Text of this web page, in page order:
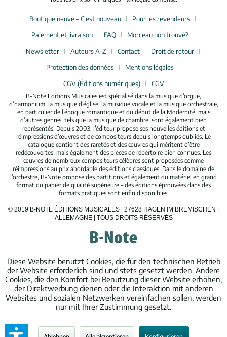
Boutique neuve – C'est nouveau
Pour les revendeurs
Paiement et livraison
FAQ
Morceau non trouvé?
Newsletter
Auteurs A-Z Contact
Droit de retour
Protection des données
Mentions légales
CGV (Éditions numériques)
CGV
B-Note Editions Musicales est spécialisé dans la musique d’orgue,
d’harmonium, la musique d’église, la musique vocale et la musique orchestrale,
en particulier de l’époque romantique et du début de la Modernité, mais
d’autres genres, tels que la musique de chambre, sont également bien
représentés. Depuis 2003, l’éditeur propose ses nouvelles éditions et
réimpressions d’œuvres et de compositeurs depuis longtemps oubliés. Le
catalogue contient des raretés et des œuvres qui méritent d’être
redécouvertes, mais également des pièces de répertoire bien connues. Les
œuvres de nombreux compositeurs célèbres sont proposées comme
réimpressions au prix abordable des éditions classiques. Dans le domaine de
l’orchestre, B-Note propose des partitions et également du matériel en grand
format du papier de qualité supérieure – des éditions éprouvées dans des
formats pratiques sont enfin disponibles.
© 2019 B-NOTE ÉDITIONS MUSICALES | 27628 HAGEN IM BREMISCHEN |
ALLEMAGNE | TOUS DROITS RÉSERVÉS
Diese Website benutzt Cookies, die für den technischen Betrieb
der Website erforderlich sind und stets gesetzt werden. Andere
Cookies, die den Komfort bei Benutzung dieser Website erhöhen,
der Direktwerbung dienen oder die Interaktion mit anderen
Websites und sozialen Netzwerken vereinfachen sollen, werden
nur mit Ihrer Zustimmung gesetzt.